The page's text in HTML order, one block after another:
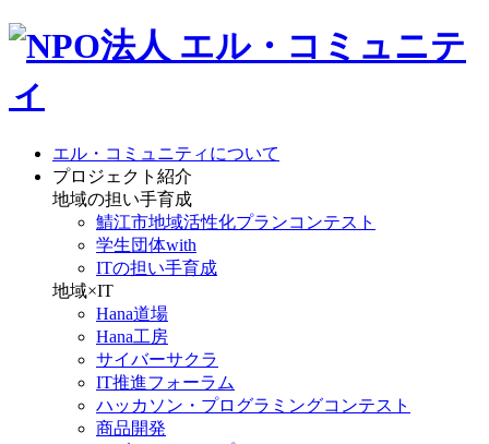
エル・コミュニティについて
プロジェクト紹介
地域の担い手育成
鯖江市地域活性化プランコンテスト
学生団体with
ITの担い手育成
地域×IT
Hana道場
Hana工房
サイバーサクラ
IT推進フォーラム
ハッカソン・プログラミングコンテスト
商品開発